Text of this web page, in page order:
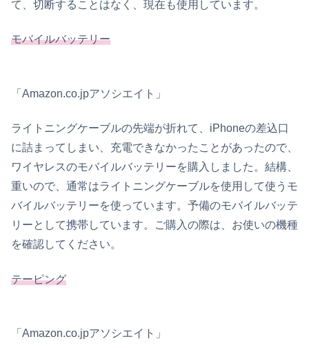
て、切断することはなく、現在も使用しています。
モバイルバッテリー
「Amazon.co.jpアソシエイト」
ライトニングケーブルの先端が折れて、iPhoneの差込口
に詰まってしまい、充電できなかったことがあったので、
ワイヤレスのモバイルバッテリーを購入しました。結構、
重いので、通常はライトニングケーブルを使用して使うモ
バイルバッテリーを使っています。予備のモバイルバッテ
リーとして携帯しています。ご購入の際は、お使いの機種
を確認してください。
テーピング
「Amazon.co.jpアソシエイト」